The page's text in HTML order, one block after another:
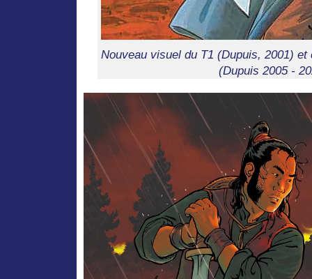
Nouveau visuel du T1 (Dupuis, 2001)
(Dupuis 2005 -